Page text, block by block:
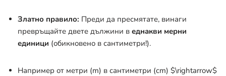
Златно правило: Преди да пресмятате, винаги
превръщайте двете дължини в еднакви мерни
единици (обикновено в сантиметри!).
Например от метри (m) в сантиметри (cm) $\rightarrow$